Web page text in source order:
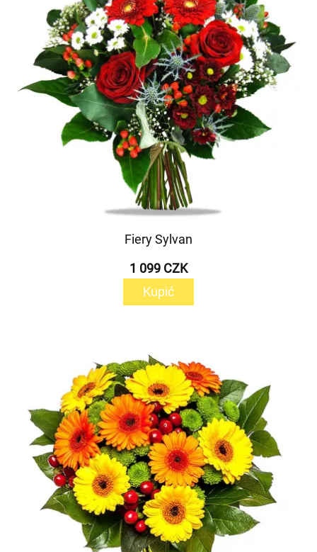
Fiery Sylvan
1 099 CZK
Kupić